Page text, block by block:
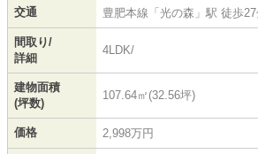
交通 豊肥本線 「 光の森 」駅 徒歩
間取り/
詳細
4LDK/
建物面積
(坪数)
107.64㎡(32.56坪)
価格 2,998万円